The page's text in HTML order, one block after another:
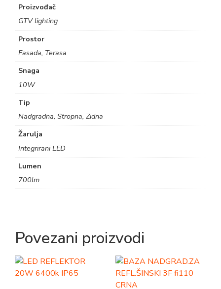
Proizvođač
GTV lighting
Prostor
Fasada, Terasa
Snaga
10W
Tip
Nadgradna, Stropna, Zidna
Žarulja
Integrirani LED
Lumen
700lm
Povezani proizvodi